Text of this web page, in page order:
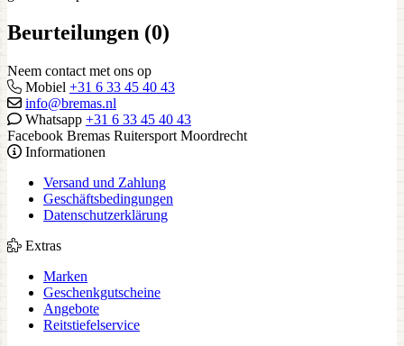
Beurteilungen (0)
Neem contact met ons op
Mobiel +31 6 33 45 40 43
info@bremas.nl
Whatsapp +31 6 33 45 40 43
Facebook Bremas Ruitersport Moordrecht
Informationen
Versand und Zahlung
Geschäftsbedingungen
Datenschutzerklärung
Extras
Marken
Geschenkgutscheine
Angebote
Reitstiefelservice